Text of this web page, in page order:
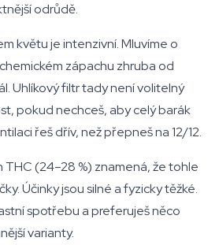
odrůdě.
květu je intenzivní. Mluvíme o
zápachu zhruba od
Uhlíkový filtr tady není volitelný
pokud nechceš, aby celý barák
řeš dřív, než přepneš na 12/12.
(24–28 %) znamená, že tohle
Účinky jsou silné a fyzicky těžké.
spotřebu a preferuješ něco
varianty.